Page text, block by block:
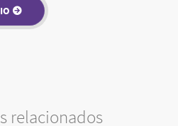
relacionados